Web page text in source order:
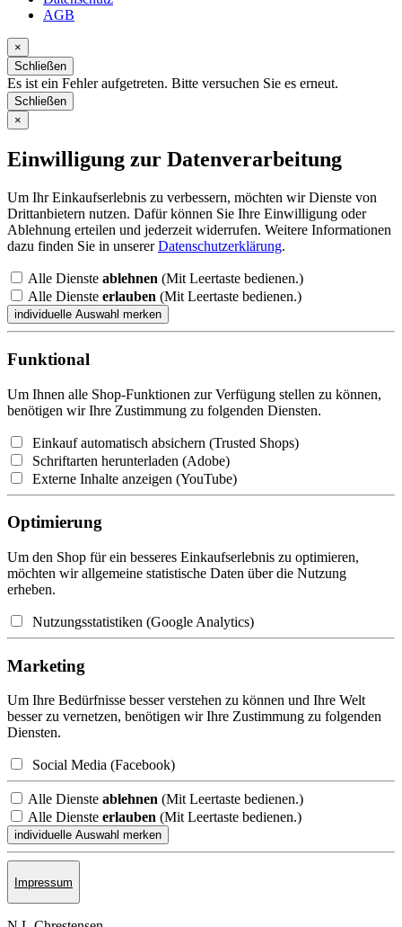
AGB
×
Schließen
Es ist ein Fehler aufgetreten. Bitte versuchen Sie es erneut.
Schließen
×
Einwilligung zur Datenverarbeitung
Um Ihr Einkaufserlebnis zu verbessern, möchten wir Dienste von
Drittanbietern nutzen. Dafür können Sie Ihre Einwilligung oder
Ablehnung erteilen und jederzeit widerrufen. Weitere Informationen
dazu finden Sie in unsererDatenschutzerklärung.
Alle Dienste ablehnen (Mit Leertaste bedienen.)
Alle Dienste erlauben (Mit Leertaste bedienen.)
Funktional
Um Ihnen alle Shop-Funktionen zur Verfügung stellen zu können,
benötigen wir Ihre Zustimmung zu folgenden Diensten.
Einkauf automatisch absichern (Trusted Shops)
Schriftarten herunterladen (Adobe)
Externe Inhalte anzeigen (YouTube)
Optimierung
Um den Shop für ein besseres Einkaufserlebnis zu optimieren,
möchten wir allgemeine statistische Daten über die Nutzung
erheben.
Nutzungsstatistiken (Google Analytics)
Marketing
Um Ihre Bedürfnisse besser verstehen zu können und Ihre Welt
besser zu vernetzen, benötigen wir Ihre Zustimmung zu folgenden
Diensten.
Social Media (Facebook)
Alle Dienste ablehnen (Mit Leertaste bedienen.)
Alle Dienste erlauben (Mit Leertaste bedienen.)
Impressum